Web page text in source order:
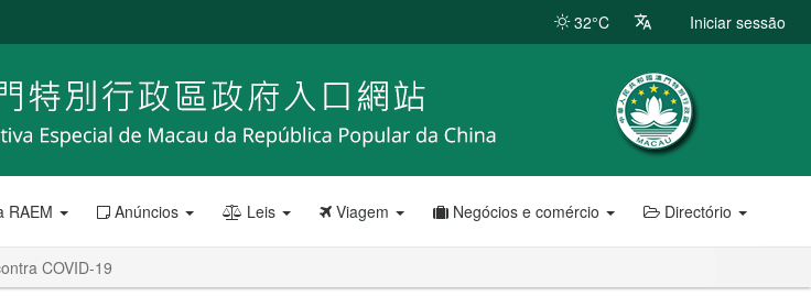
32°C Iniciar sessão
RAEM Anúncios Leis Viagem Negócios e comércio Directório
COVID-19